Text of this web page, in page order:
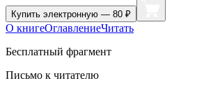
Купить электронную — 80 ₽
О книгеОглавлениеЧитать
Бесплатный фрагмент
Письмо к читателю